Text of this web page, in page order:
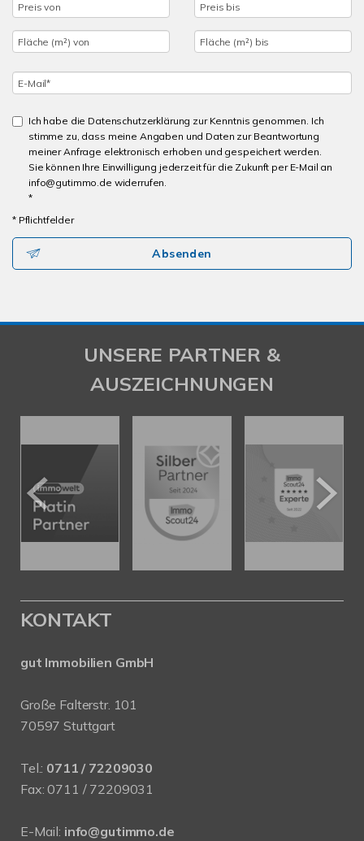
Ich habe die Datenschutzerklärung zur Kenntnis genommen. Ich
stimme zu, dass meine Angaben und Daten zur Beantwortung
meiner Anfrage elektronisch erhoben und gespeichert werden.
Sie können Ihre Einwilligung jederzeit für die Zukunft per E-Mail an
info@gutimmo.de widerrufen.
*
* Pflichtfelder
Absenden
UNSERE PARTNER &
AUSZEICHNUNGEN
KONTAKT
gut Immobilien GmbH
Große Falterstr. 101
70597 Stuttgart
Tel.: 0711 / 72209030
Fax: 0711 / 72209031
E-Mail: info@gutimmo.de